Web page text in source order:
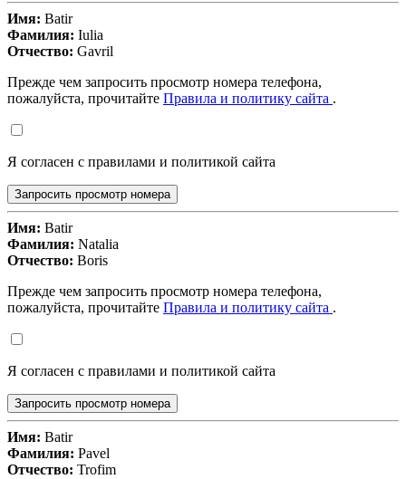
Имя: Batir
Фамилия: Iulia
Отчество: Gavril
Прежде чем запросить просмотр номера телефона,
пожалуйста, прочитайте Правила и политику сайта .
Я согласен с правилами и политикой сайта
Запросить просмотр номера
Имя: Batir
Фамилия: Natalia
Отчество: Boris
Прежде чем запросить просмотр номера телефона,
пожалуйста, прочитайте Правила и политику сайта .
Я согласен с правилами и политикой сайта
Запросить просмотр номера
Имя: Batir
Фамилия: Pavel
Отчество: Trofim